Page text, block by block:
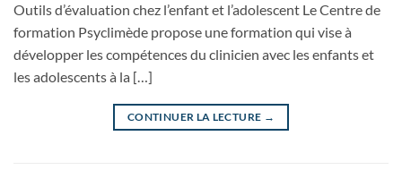
Outils d’évaluation chez l’enfant et l’adolescent Le Centre de
formation Psyclimède propose une formation qui vise à
développer les compétences du clinicien avec les enfants et
les adolescents à la […]
CONTINUER LA LECTURE →